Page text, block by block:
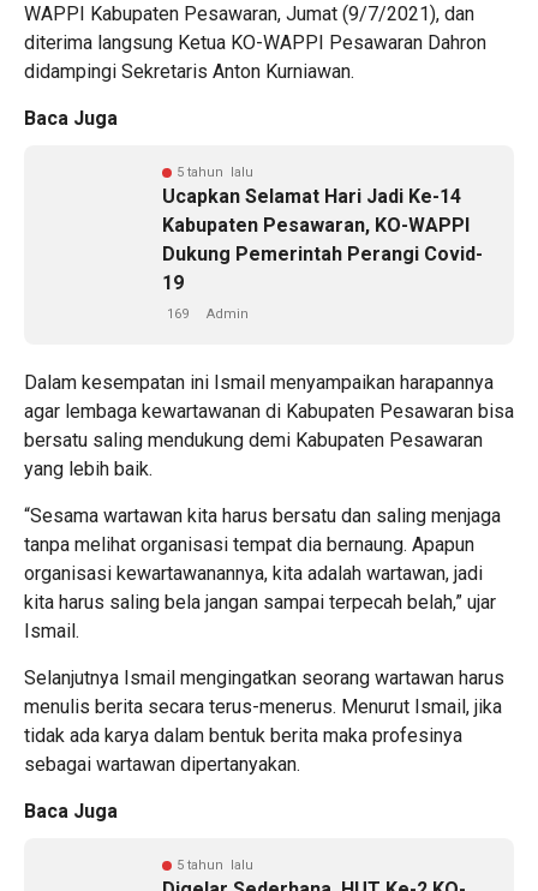
WAPPI Kabupaten Pesawaran, Jumat (9/7/2021), dan
diterima langsung Ketua KO-WAPPI Pesawaran Dahron
didampingi Sekretaris Anton Kurniawan.
Baca Juga
5 tahun lalu
Ucapkan Selamat Hari Jadi Ke-14
Kabupaten Pesawaran, KO-WAPPI
Dukung Pemerintah Perangi Covid-
19
169 Admin
Dalam kesempatan ini Ismail menyampaikan harapannya
agar lembaga kewartawanan di Kabupaten Pesawaran bisa
bersatu saling mendukung demi Kabupaten Pesawaran
yang lebih baik.
“Sesama wartawan kita harus bersatu dan saling menjaga
tanpa melihat organisasi tempat dia bernaung. Apapun
organisasi kewartawanannya, kita adalah wartawan, jadi
kita harus saling bela jangan sampai terpecah belah,” ujar
Ismail.
Selanjutnya Ismail mengingatkan seorang wartawan harus
menulis berita secara terus-menerus. Menurut Ismail, jika
tidak ada karya dalam bentuk berita maka profesinya
sebagai wartawan dipertanyakan.
Baca Juga
5 tahun lalu